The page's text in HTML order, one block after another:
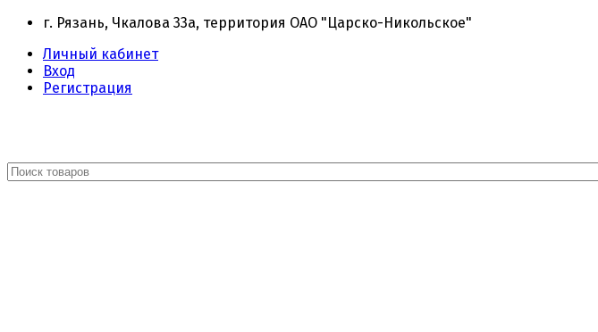
г. Рязань, Чкалова 33а, территория ОАО "Царско-Никольское"
Личный кабинет
Вход
Регистрация